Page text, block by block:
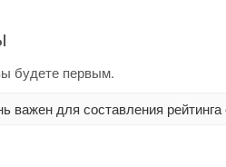
будете первым.
важен для составления